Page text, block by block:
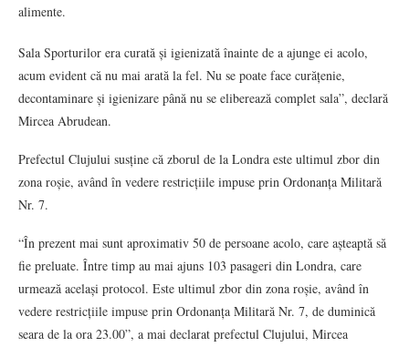
alimente.
Sala Sporturilor era curată și igienizată înainte de a ajunge ei acolo,
acum evident că nu mai arată la fel. Nu se poate face curățenie,
decontaminare și igienizare până nu se eliberează complet sala”, declară
Mircea Abrudean.
Prefectul Clujului susține că zborul de la Londra este ultimul zbor din
zona roșie, având în vedere restricțiile impuse prin Ordonanța Militară
Nr. 7.
“În prezent mai sunt aproximativ 50 de persoane acolo, care așteaptă să
fie preluate. Între timp au mai ajuns 103 pasageri din Londra, care
urmează același protocol. Este ultimul zbor din zona roșie, având în
vedere restricțiile impuse prin Ordonanța Militară Nr. 7, de duminică
seara de la ora 23.00”, a mai declarat prefectul Clujului, Mircea